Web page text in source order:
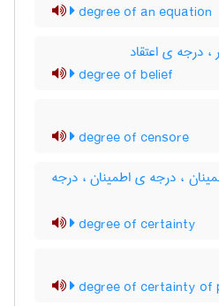
degree of an equation
، درجه ی اعتقاد
degree of belief
degree of censore
، درجه ی اطمینان ، درجه
degree of certainty
degree of certainty of